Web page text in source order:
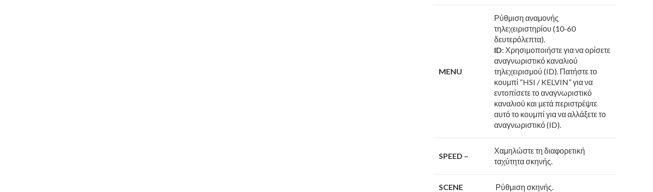
MENU
Ρύθμιση αναμονής
τηλεχειριστηρίου (10-60
δευτερόλεπτα).
ID: Χρησιμοποιήστε για να ορίσετε
αναγνωριστικό καναλιού
τηλεχειρισμού (ID). Πατήστε το
κουμπί “HSI / KELVIN” για να
εντοπίσετε το αναγνωριστικό
καναλιού και μετά περιστρέψτε
αυτό το κουμπί για να αλλάξετε το
αναγνωριστικό (ID).
SPEED –
Χαμηλώστε τη διαφορετική
ταχύτητα σκηνής.
SCENE Ρύθμιση σκηνής.